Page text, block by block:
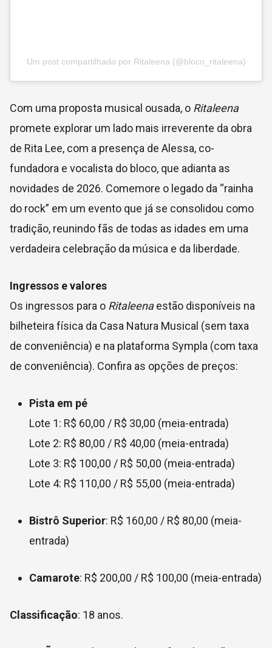
Um post compartilhado por Ritaleena (@bloco_ritaleena)
Com uma proposta musical ousada, o Ritaleena
promete explorar um lado mais irreverente da obra
de Rita Lee, com a presença de Alessa, co-
fundadora e vocalista do bloco, que adianta as
novidades de 2026. Comemore o legado da “rainha
do rock” em um evento que já se consolidou como
tradição, reunindo fãs de todas as idades em uma
verdadeira celebração da música e da liberdade.
Ingressos e valores
Os ingressos para o Ritaleenaestão disponíveis na
bilheteira física da Casa Natura Musical (sem taxa
de conveniência) e na plataforma Sympla (com taxa
de conveniência). Confira as opções de preços:
Pista em pé
Lote 1: R$ 60,00 / R$ 30,00 (meia-entrada)
Lote 2: R$ 80,00 / R$ 40,00 (meia-entrada)
Lote 3: R$ 100,00 / R$ 50,00 (meia-entrada)
Lote 4: R$ 110,00 / R$ 55,00 (meia-entrada)
Bistrô Superior: R$ 160,00 / R$ 80,00 (meia-
entrada)
Camarote: R$ 200,00 / R$ 100,00 (meia-entrada)
Classificação: 18 anos.